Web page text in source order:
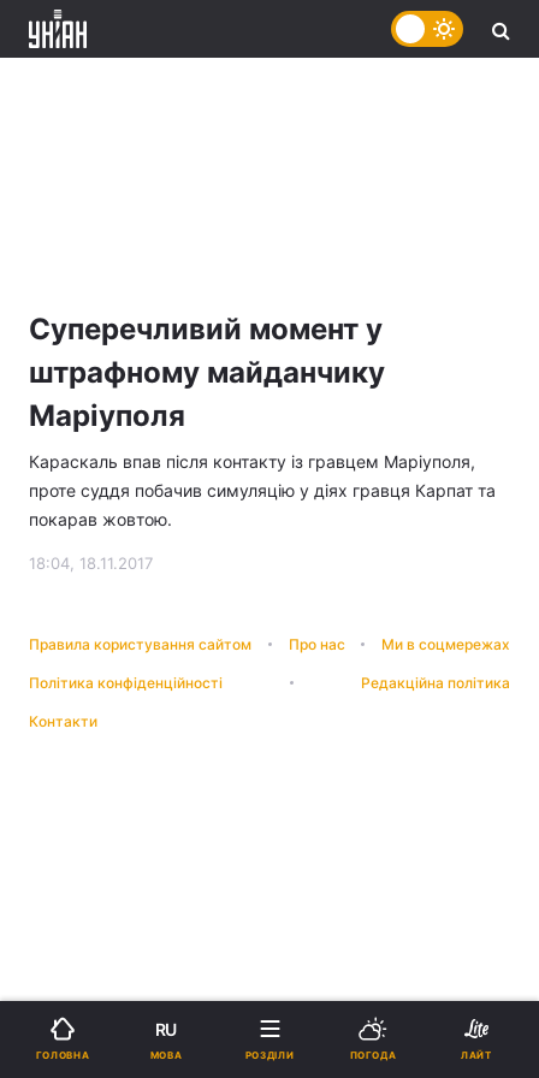
Суперечливий момент у
штрафному майданчику
Маріуполя
Караскаль впав після контакту із гравцем Маріуполя,
проте суддя побачив симуляцію у діях гравця Карпат та
покарав жовтою.
18:04, 18.11.2017
Правила користування сайтом Про нас Ми в соцмережах
Політика конфіденційності Редакційна політика
Контакти
ГОЛОВНА
RU
МОВА РОЗДІЛИ ПОГОДА ЛАЙТ